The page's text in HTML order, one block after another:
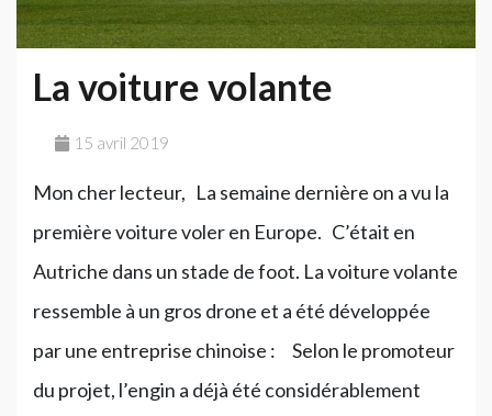
La voiture volante
15 avril 2019
Mon cher lecteur, La semaine dernière on a vu la
première voiture voler en Europe. C’était en
Autriche dans un stade de foot. La voiture volante
ressemble à un gros drone et a été développée
par une entreprise chinoise : Selon le promoteur
du projet, l’engin a déjà été considérablement